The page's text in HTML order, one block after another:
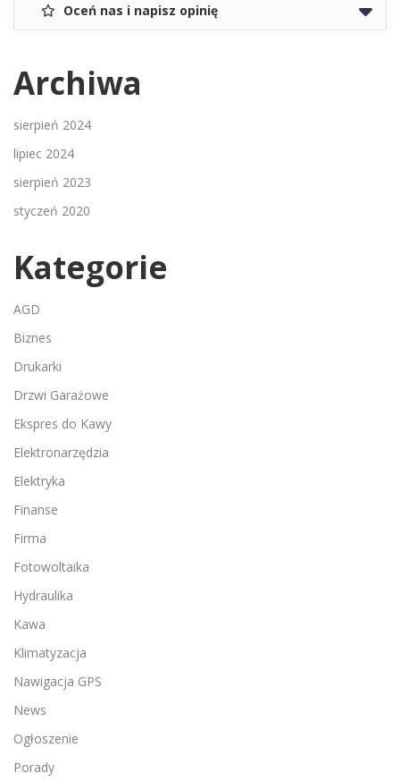
Oceń nas i napisz opinię
Archiwa
sierpień 2024
lipiec 2024
sierpień 2023
styczeń 2020
Kategorie
AGD
Biznes
Drukarki
Drzwi Garażowe
Ekspres do Kawy
Elektronarzędzia
Elektryka
Finanse
Firma
Fotowoltaika
Hydraulika
Kawa
Klimatyzacja
Nawigacja GPS
News
Ogłoszenie
Porady